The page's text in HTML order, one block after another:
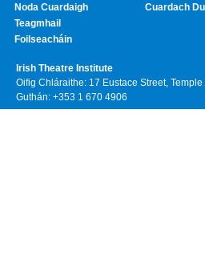
Noda Cuardaigh
Teagmhail
Foilseacháin
Cuardach
Irish Theatre Institute
Oifig Chláraithe: 17 Eustace Street,
Guthán: +353 1 670 4906